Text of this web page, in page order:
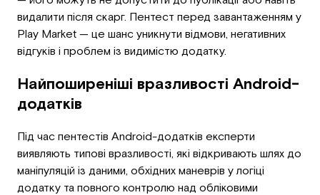
видалити після скарг. Пентест перед завантаженням у
Play Market — це шанс уникнути відмови, негативних
відгуків і проблем із видимістю додатку.
Найпоширеніші вразливості Android-
додатків
Під час пентестів Android-додатків експерти
виявляють типові вразливості, які відкривають шлях до
маніпуляцій із даними, обхідних маневрів у логіці
додатку та повного контролю над обліковими